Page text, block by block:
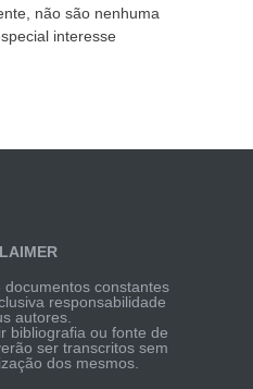
não são nenhuma
interesse
constantes
responsabilidade
autores.
bibliografia ou fonte de
ser transcritos sem
dos mesmos.